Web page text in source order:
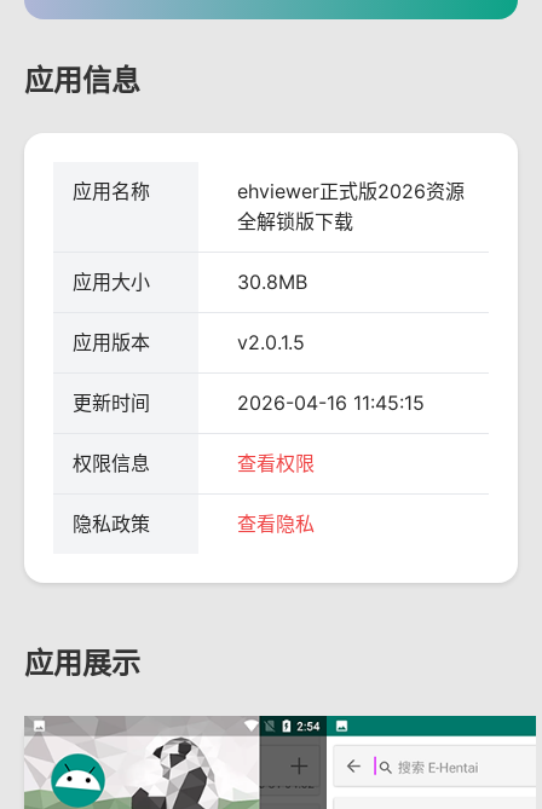
应用信息
应用名称
ehviewer正式版2026资源
全解锁版下载
应用大小 30.8MB
应用版本 v2.0.1.5
更新时间 2026-04-16 11:45:15
权限信息 查看权限
隐私政策 查看隐私
应用展示